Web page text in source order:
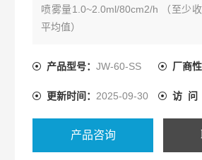
喷雾量1.0~2.0ml/80cm2/h （至少
平均值）
产品型号：JW-60-SS 厂商性
更新时间： 2025-09-30 访 问
产品咨询